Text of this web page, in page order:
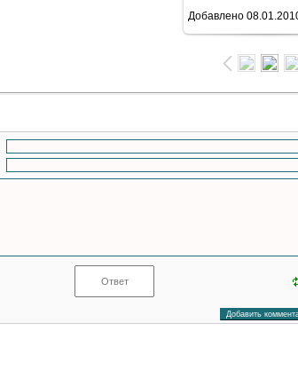
Добавлено